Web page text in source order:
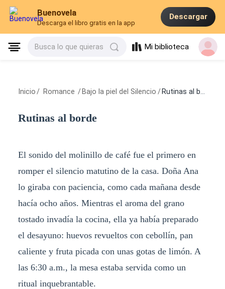
Buenovela
Descarga el libro gratis en la app
Descargar
Busca lo que quieras Mi biblioteca
Inicio / Romance / Bajo la piel del Silencio / Rutinas al borde
Rutinas al borde
El sonido del molinillo de café fue el primero en
romper el silencio matutino de la casa. Doña Ana
lo giraba con paciencia, como cada mañana desde
hacía ocho años. Mientras el aroma del grano
tostado invadía la cocina, ella ya había preparado
el desayuno: huevos revueltos con cebollín, pan
caliente y fruta picada con unas gotas de limón. A
las 6:30 a.m., la mesa estaba servida como un
ritual inquebrantable.